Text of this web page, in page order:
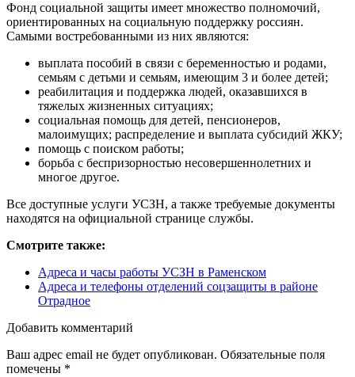
Фонд социальной защиты имеет множество полномочий,
ориентированных на социальную поддержку россиян.
Самыми востребованными из них являются:
выплата пособий в связи с беременностью и родами,
семьям с детьми и семьям, имеющим 3 и более детей;
реабилитация и поддержка людей, оказавшихся в
тяжелых жизненных ситуациях;
социальная помощь для детей, пенсионеров,
малоимущих; распределение и выплата субсидий ЖКУ;
помощь с поиском работы;
борьба с беспризорностью несовершеннолетних и
многое другое.
Все доступные услуги УСЗН, а также требуемые документы
находятся на официальной странице службы.
Смотрите также:
Адреса и часы работы УСЗН в Раменском
Адреса и телефоны отделений соцзащиты в районе
Отрадное
Добавить комментарий
Ваш адрес email не будет опубликован. Обязательные поля
помечены *